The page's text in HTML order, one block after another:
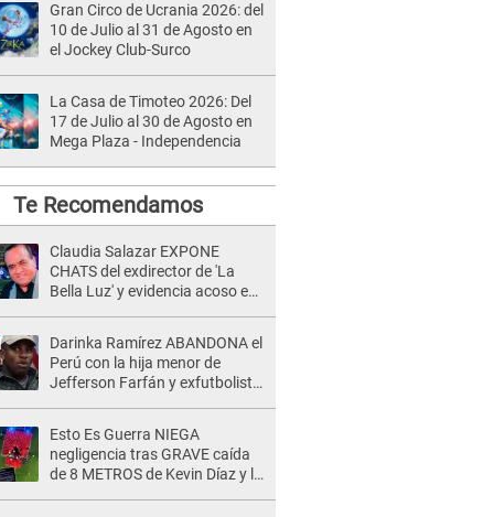
Gran Circo de Ucrania 2026: del
10 de Julio al 31 de Agosto en
el Jockey Club-Surco
La Casa de Timoteo 2026: Del
17 de Julio al 30 de Agosto en
Mega Plaza - Independencia
Te Recomendamos
Claudia Salazar EXPONE
CHATS del exdirector de 'La
Bella Luz' y evidencia acoso e
Darinka Ramírez ABANDONA el
Perú con la hija menor de
Jefferson Farfán y exfutbolista
Esto Es Guerra NIEGA
negligencia tras GRAVE caída
de 8 METROS de Kevin Díaz y lo